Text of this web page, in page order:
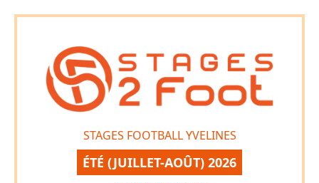
STAGES FOOTBALL YVELINES
ÉTÉ (JUILLET-AOÛT) 2026